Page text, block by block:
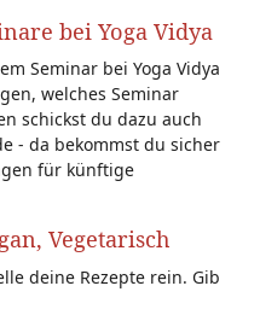
bei Yoga Vidya
Seminar bei Yoga Vidya
welches Seminar
schickst du dazu auch
- da bekommst du sicher
für künftige
Vegetarisch
deine Rezepte rein. Gib